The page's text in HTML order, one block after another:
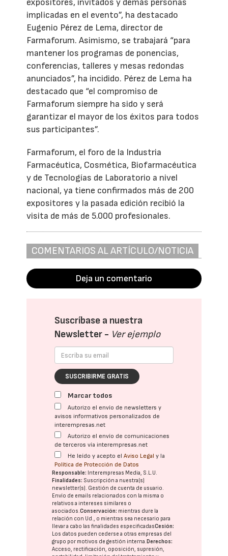
expositores, invitados y demás personas
implicadas en el evento”, ha destacado
Eugenio Pérez de Lema, director de
Farmaforum. Asimismo, se trabajará “para
mantener los programas de ponencias,
conferencias, talleres y mesas redondas
anunciados”, ha incidido. Pérez de Lema ha
destacado que “el compromiso de
Farmaforum siempre ha sido y será
garantizar el mayor de los éxitos para todos
sus participantes”.
Farmaforum, el foro de la Industria
Farmacéutica, Cosmética, Biofarmacéutica
y de Tecnologías de Laboratorio a nivel
nacional, ya tiene confirmados más de 200
expositores y la pasada edición recibió la
visita de más de 5.000 profesionales.
COMENTARIOS AL ARTÍCULO/NOTICIA
Deja un comentario
Suscríbase a nuestra
Newsletter - Ver ejemplo
SUSCRIBIRME GRATIS
Marcar todos
Autorizo el envío de newsletters y
avisos informativos personalizados de
interempresas.net
Autorizo el envío de comunicaciones
de terceros vía interempresas.net
He leído y acepto elAviso Legal y la
Política de Protección de Datos
Responsable: Interempresas Media, S.L.U.
Finalidades: Suscripción a nuestra(s)
newsletter(s). Gestión de cuenta de usuario.
Envío de emails relacionados con la misma o
relativos a intereses similares o
asociados.Conservación: mientras dure la
relación con Ud., o mientras sea necesario para
llevar a cabo las finalidades especificadasCesión:
Los datos pueden cederse a otras empresas del
grupo por motivos de gestión interna. Derechos:
Acceso, rectificación, oposición, supresión,